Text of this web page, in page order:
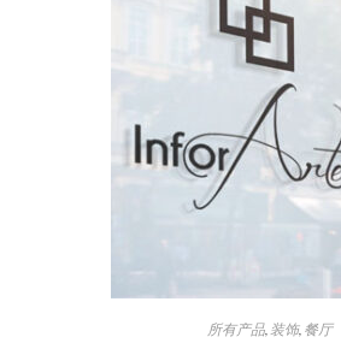
所有产品 装饰, 餐厅